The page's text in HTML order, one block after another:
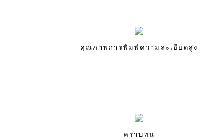
คุณภาพการพิมพ์ความละเอียดสูง
คราบทน